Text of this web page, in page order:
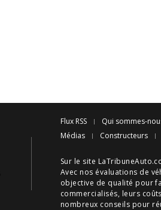
Flux RSS Qui sommes-
Médias
Constructeurs
Sur le site
Avec nos évaluations de
objective de qualité pour
commercialisés, leurs
nombreux conseils pour